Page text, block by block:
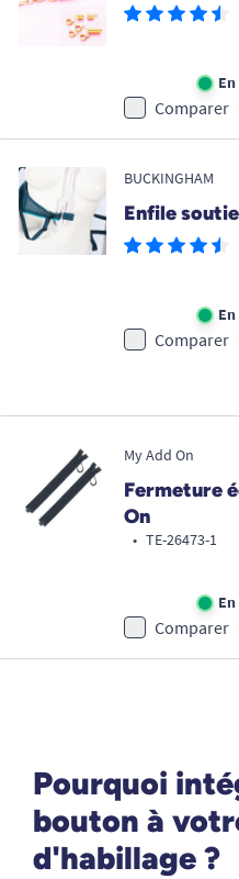
Comparer
BUCKINGHAM
Enfile
Comparer
My Add On
Fermeture
On
• TE-26473-1
Comparer
Pourquoi
bouton à
d'habillage ?